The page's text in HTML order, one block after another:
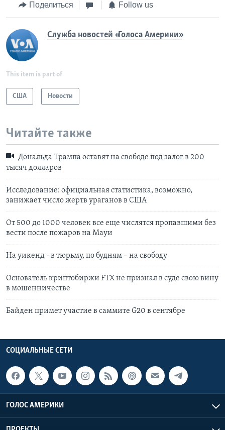
Поделиться Follow us
Служба новостей «Голоса Америки»
This item is part of
США Новости
Читайте также
Дональда Трампа оставят на свободе под залог в 200
тысяч долларов
Исследование: официальная статистика, возможно,
занижает число жертв ураганов в США
От 500 до 1000 человек все еще числятся пропавшими без
вести после пожаров на Мауи
На уикенд - в тюрьму, по будням – на свободу
Основатель криптобиржи FTX не признал в суде свою вину
в мошенничестве
Байден примет участие в саммите G20 в сентябре
СОЦИАЛЬНЫЕ СЕТИ
ГОЛОС АМЕРИКИ